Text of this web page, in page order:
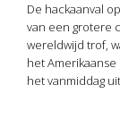
De hackaanval
van een grotere
wereldwijd trof,
het
het vanmiddag